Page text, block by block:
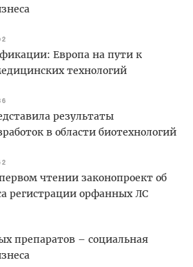
Европа на пути к
технологий
результаты
в области биотехнологий
чтении законопроект об
регистрации орфанных ЛС
препаратов – социальная